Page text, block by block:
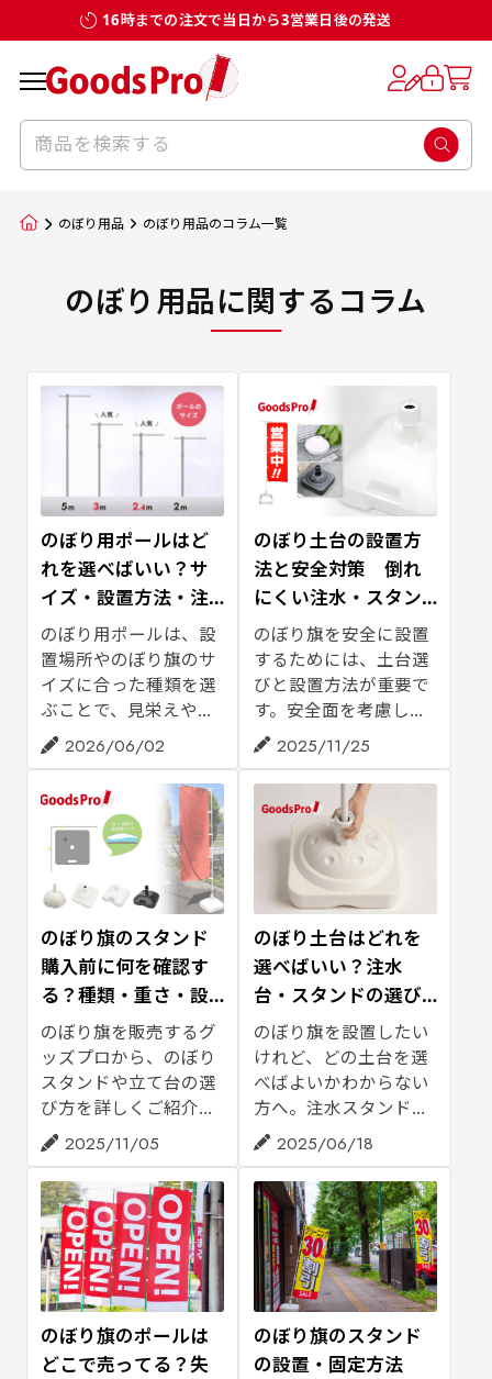
16時までの注文で当日から3営業日後の発送
のぼり用品 のぼり用品のコラム一覧
のぼり用品に関するコラム
のぼり用ポールはど
れを選べばいい？サ
イズ・設置方法・注
意点をご紹介
のぼり用ポールは、設
置場所やのぼり旗のサ
イズに合った種類を選
ぶことで、見栄えや安
定感が大きく変わりま
す。この記事では、の
ぼり旗専門店のグッズ
プロが、のぼり用ポー
ルのサイズ選び・設置
方法・強風対策のポイ
ントをわかりやすくご
紹介します。のぼり旗
と一緒にポールを準備
したい方や、店舗・イ
ベントで安心して設置
したい方は、ぜひご参
考ください。
2026/06/02
のぼり土台の設置方
法と安全対策 倒れ
にくい注水・スタン
ドの使い方
のぼり旗を安全に設置
するためには、土台選
びと設置方法が重要で
す。安全面を考慮した
注水スタンドの組み立
て方、水の入れ方、ポ
ールの差し込み方、風
が強い日の注意点な
ど、倒れにくく使うた
めのポイントをグッズ
プロがわかりやすくご
紹介します。
2025/11/25
のぼり旗のスタンド
購入前に何を確認す
る？種類・重さ・設
置場所の選び方
のぼり旗を販売するグ
ッズプロから、のぼり
スタンドや立て台の選
び方を詳しくご紹介し
ます。用途別おすすめ
の商品も、安全な設置
の仕方とともにまとめ
てみました。「のぼり
旗を固定するスタンド
を探している」方は、
ぜひご参考ください。
2025/11/05
のぼり土台はどれを
選べばいい？注水
台・スタンドの選び
方とおすすめ購入ポ
イント
のぼり旗を設置したい
けれど、どの土台を選
べばよいかわからない
方へ。注水スタンドの
重さや安定感、屋外・
屋内での使い分け、ポ
ールとの組み合わせ、
購入時に見ておきたい
ポイントをグッズプロ
がご紹介します。
2025/06/18
のぼり旗のポールは
どこで売ってる？失
のぼり旗のスタンド
の設置・固定方法